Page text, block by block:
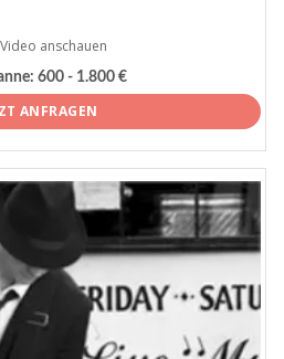
Video anschauen
600 - 1.800 €
ANFRAGEN